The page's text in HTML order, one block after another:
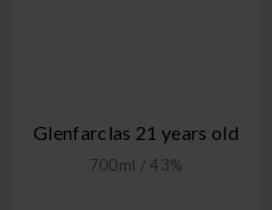
Glenfarclas 21 years old
700ml / 43%